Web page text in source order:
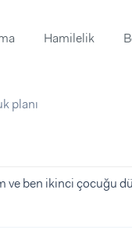
Hamilelik
planı
ve ben ikinci çocuğu